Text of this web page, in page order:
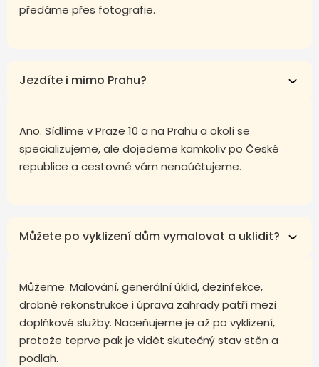
předáme přes fotografie.
Jezdíte i mimo Prahu?
Ano. Sídlíme v Praze 10 a na Prahu a okolí se
specializujeme, ale dojedeme kamkoliv po České
republice a cestovné vám nenaúčtujeme.
Můžete po vyklizení dům vymalovat a uklidit?
Můžeme. Malování, generální úklid, dezinfekce,
drobné rekonstrukce i úprava zahrady patří mezi
doplňkové služby. Naceňujeme je až po vyklizení,
protože teprve pak je vidět skutečný stav stěn a
podlah.